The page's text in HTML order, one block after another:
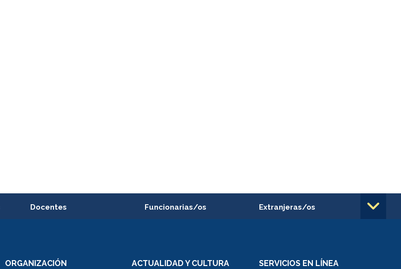
Docentes
Perfeccionamiento
Funcionarias/os
Portal de movilidad interna
Extranjeras/os
ORGANIZACIÓN ACTUALIDAD Y CULTURA SERVICIOS EN LÍNEA